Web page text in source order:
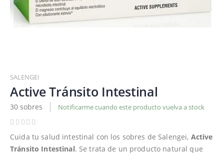
al
comienzo
de
la
galería
imágenes
SALENGEI
Active Tránsito Intestinal
30 sobres Notificarme cuando este producto vuelva a stock
Cuida tu salud intestinal con los sobres de Salengei, Active
Tránsito Intestinal. Se trata de un producto natural que